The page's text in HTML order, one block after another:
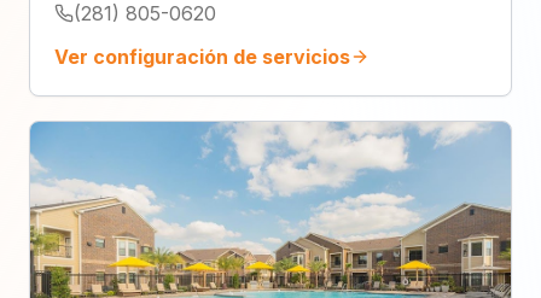
(281) 805-0620
Ver configuración de servicios